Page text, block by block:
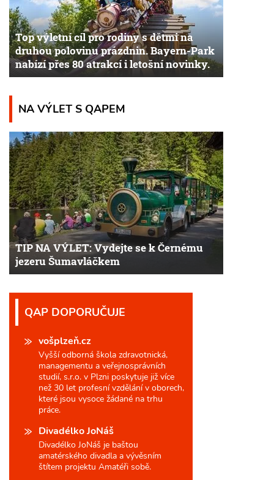
Top výletní cíl pro rodiny s dětmi na
druhou polovinu prázdnin. Bayern-Park
nabízí přes 80 atrakcí i letošní novinky.
NA VÝLET S QAPEM
TIP NA VÝLET: Vydejte se k Černému
jezeru Šumavláčkem
QAP DOPORUČUJE
vošplzeň.cz
Vyšší odborná škola zdravotnická,
managementu a veřejnosprávních
studií, s.r.o. v Plzni poskytuje již více
než 30 let profesní vzdělání v oborech,
které jsou vysoce žádané na trhu
práce.
Divadélko JoNáš
Divadélko JoNáš je baštou
amatérského divadla a vývěsním
štítem projektu Amatéři sobě.